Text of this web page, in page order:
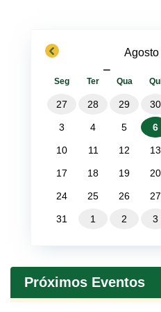
previous
−
Seg Ter Qua
27 28 29 30
3 4 5 6
10 11 12 13
17 18 19 20
24 25 26 27
31 1 2 3
Próximos Eventos